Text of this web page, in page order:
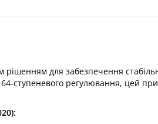
для забезпечення
ступеневого регулювання, цей